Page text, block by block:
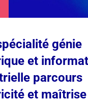
génie
et
parcours
et